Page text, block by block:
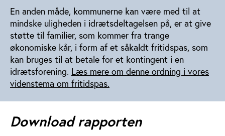
En anden måde, kommunerne kan være med til at
mindske uligheden i idrætsdeltagelsen på, er at give
støtte til familier, som kommer fra trange
økonomiske kår, i form af et såkaldt fritidspas, som
kan bruges til at betale for et kontingent i en
idrætsforening. Læs mere om denne ordning i vores
videnstema om fritidspas.
Download rapporten